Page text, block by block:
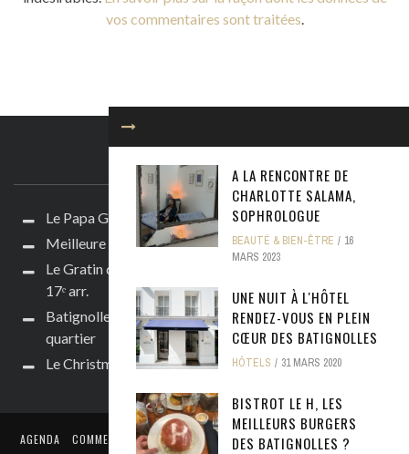
vos commentaires sont traitées.
A LA RENCONTRE DE
CHARLOTTE SALAMA,
SOPHROLOGUE
BEAUTÉ & BIEN-ÊTRE
16
MARS 2023
UNE NUIT À L'HÔTEL
RENDEZ-VOUS EN PLEIN
CŒUR DES BATIGNOLLES
HÔTELS 31 MARS 2020
BISTROT LE H, LES
MEILLEURS BURGERS
DES BATIGNOLLES ?
ARTICLES RÉCENTS
Le Papa Guide des Batignolles
Meilleure terrasse aux Batignolles : TOP 10
Le Gratin des Batignolles : bistrot convivial au cœur du
17ᵉ arr.
Batignolles : 7 nouvelles adresses à découvrir dans le
quartier
Le Christmas Batignolles Guide
AGENDA COMMERCES FOOD & WINE VIE DE QUARTIER
TOURISME